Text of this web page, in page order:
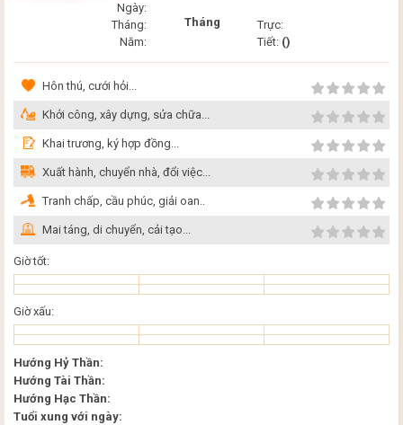
Ngày:
Tháng:
Năm:
Tháng
Trực:
Tiết: ()
Hôn thú, cưới hỏi...
Khởi công, xây dựng, sửa chữa...
Khai trương, ký hợp đồng...
Xuất hành, chuyển nhà, đổi việc...
Tranh chấp, cầu phúc, giải oan..
Mai táng, di chuyển, cải tạo...
Giờ tốt:
Giờ xấu:
Hướng Hỷ Thần:
Hướng Tài Thần:
Hướng Hạc Thần:
Tuổi xung với ngày: